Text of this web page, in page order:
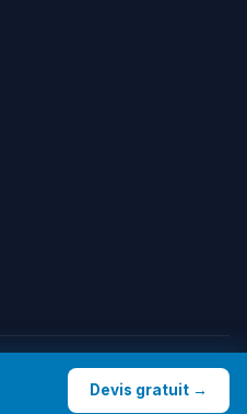
Devis gratuit →
création de site internet en
|
Mentions légales